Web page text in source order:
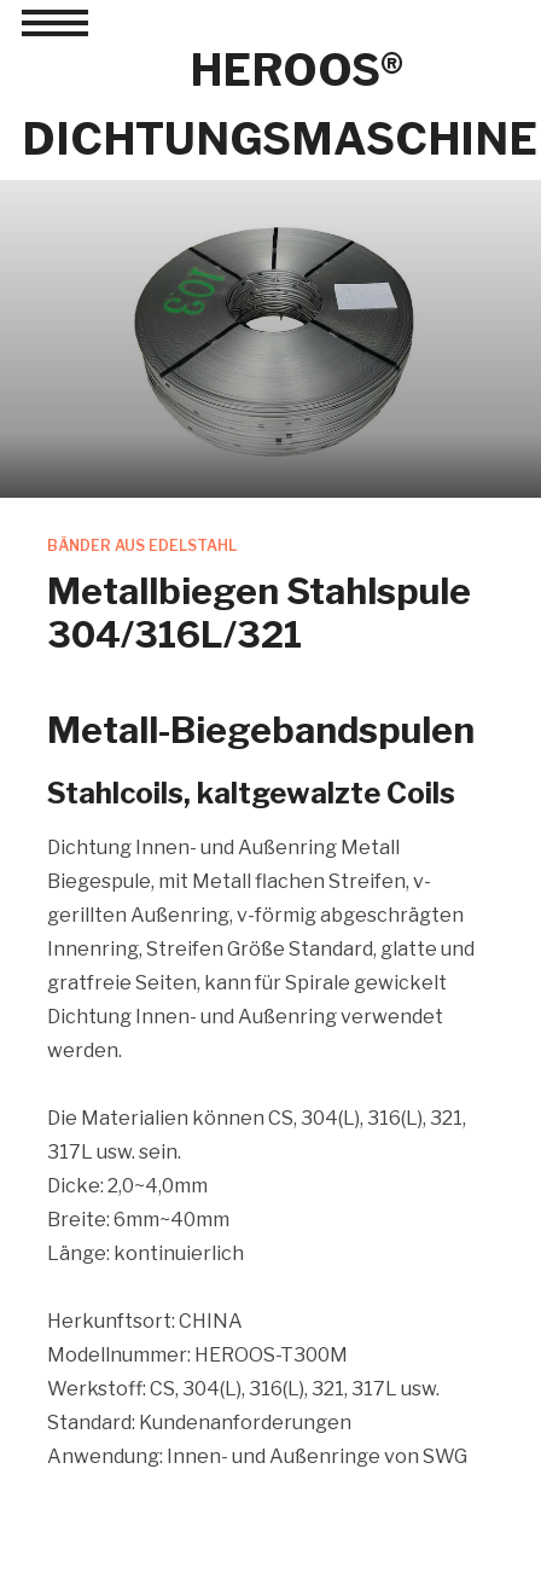
Toggle
HEROOS®
BÄNDER AUS EDELSTAHL
Metallbiegen Stahlspule
304/316L/321
Metall-Biegebandspulen
Stahlcoils, kaltgewalzte Coils
Dichtung Innen- und Außenring Metall
Biegespule, mit Metall flachen Streifen, v-
gerillten Außenring, v-förmig abgeschrägten
Innenring, Streifen Größe Standard, glatte und
gratfreie Seiten, kann für Spirale gewickelt
Dichtung Innen- und Außenring verwendet
werden.
Die Materialien können CS, 304(L), 316(L), 321,
317L usw. sein.
Dicke: 2,0~4,0mm
Breite: 6mm~40mm
Länge: kontinuierlich
Herkunftsort: CHINA
Modellnummer: HEROOS-T300M
Werkstoff: CS, 304(L), 316(L), 321, 317L usw.
Standard: Kundenanforderungen
Anwendung: Innen- und Außenringe von SWG